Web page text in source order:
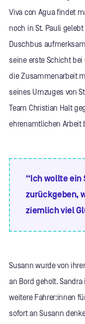
Viva con Agua findet
noch in St. Pauli
Duschbus
seine erste Schicht bei
die Zusammenarbeit
seines Umzuges von
Team Christian Halt
ehrenamtlichen Arbeit
“Ich wollte ein
zurückgeben,
ziemlich viel
Susann wurde von
an Bord geholt.
weitere Fahrer:innen
sofort an Susann